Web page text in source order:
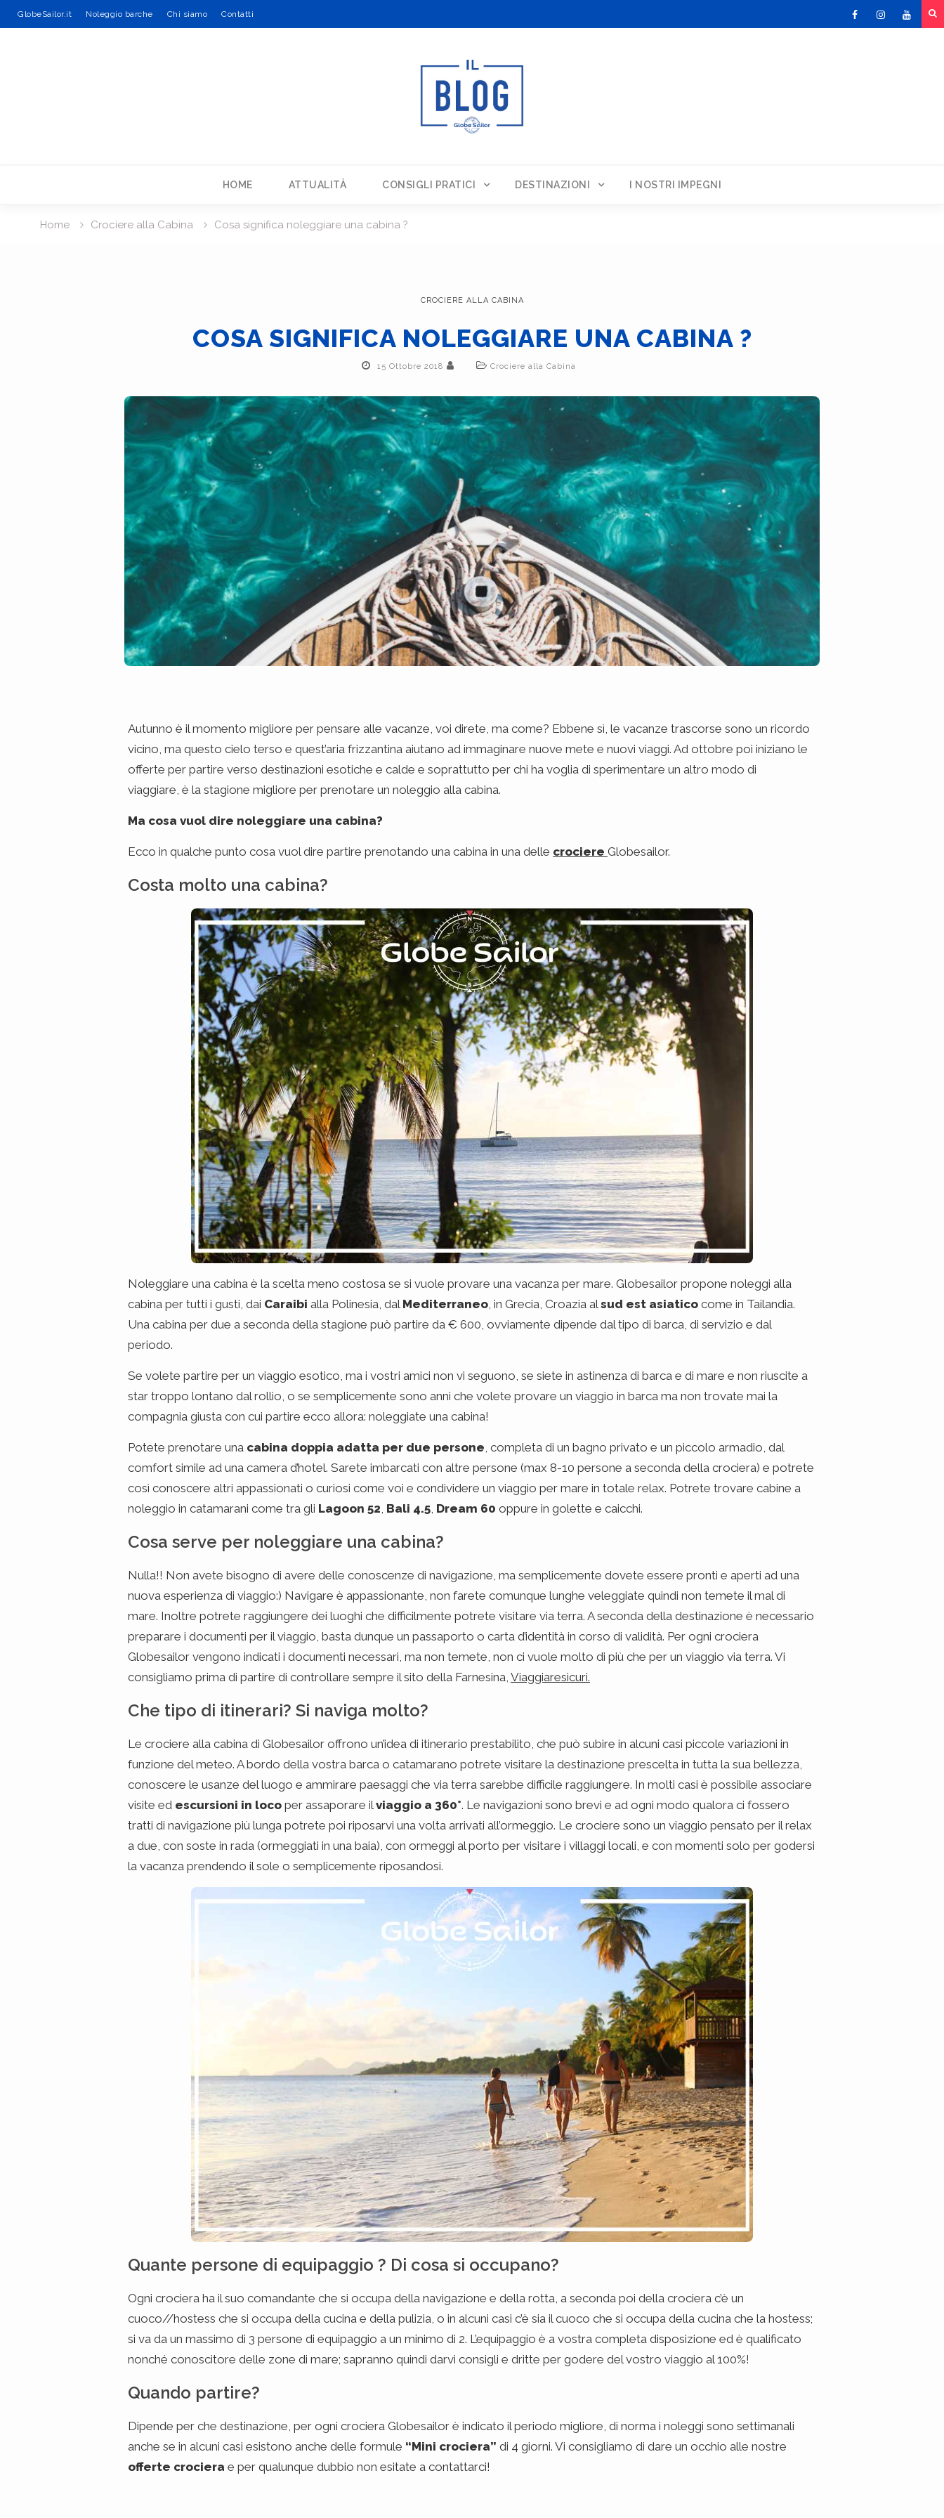
GlobeSailor.it Noleggio barche Chi siamo Contatti
HOME ATTUALITÀ CONSIGLI PRATICI DESTINAZIONI I NOSTRI IMPEGNI
Home Crociere alla Cabina Cosa significa noleggiare una cabina ?
CROCIERE ALLA CABINA
COSA SIGNIFICA NOLEGGIARE UNA CABINA ?
15 Ottobre 2018 Crociere alla Cabina
Autunno è il momento migliore per pensare alle vacanze, voi direte, ma come? Ebbene sì, le vacanze trascorse sono un ricordo
vicino, ma questo cielo terso e quest’aria frizzantina aiutano ad immaginare nuove mete e nuovi viaggi. Ad ottobre poi iniziano le
offerte per partire verso destinazioni esotiche e calde e soprattutto per chi ha voglia di sperimentare un altro modo di
viaggiare, è la stagione migliore per prenotare un noleggio alla cabina.
Ma cosa vuol dire noleggiare una cabina?
Ecco in qualche punto cosa vuol dire partire prenotando una cabina in una delle crociere Globesailor.
Costa molto una cabina?
Noleggiare una cabina è la scelta meno costosa se si vuole provare una vacanza per mare. Globesailor propone noleggi alla
cabina per tutti i gusti, dai Caraibi alla Polinesia, dal Mediterraneo, in Grecia, Croazia alsud est asiatico come in Tailandia.
Una cabina per due a seconda della stagione può partire da € 600, ovviamente dipende dal tipo di barca, di servizio e dal
periodo.
Se volete partire per un viaggio esotico, ma i vostri amici non vi seguono, se siete in astinenza di barca e di mare e non riuscite a
star troppo lontano dal rollio, o se semplicemente sono anni che volete provare un viaggio in barca ma non trovate mai la
compagnia giusta con cui partire ecco allora: noleggiate una cabina!
Potete prenotare una cabina doppia adatta per due persone, completa di un bagno privato e un piccolo armadio, dal
comfort simile ad una camera d’hotel. Sarete imbarcati con altre persone (max 8-10 persone a seconda della crociera) e potrete
così conoscere altri appassionati o curiosi come voi e condividere un viaggio per mare in totale relax. Potrete trovare cabine a
noleggio in catamarani come tra gli Lagoon 52, Bali 4.5, Dream 60 oppure in golette e caicchi.
Cosa serve per noleggiare una cabina?
Nulla!! Non avete bisogno di avere delle conoscenze di navigazione, ma semplicemente dovete essere pronti e aperti ad una
nuova esperienza di viaggio:) Navigare è appassionante, non farete comunque lunghe veleggiate quindi non temete il mal di
mare. Inoltre potrete raggiungere dei luoghi che difficilmente potrete visitare via terra. A seconda della destinazione è necessario
preparare i documenti per il viaggio, basta dunque un passaporto o carta d’identità in corso di validità. Per ogni crociera
Globesailor vengono indicati i documenti necessari, ma non temete, non ci vuole molto di più che per un viaggio via terra. Vi
consigliamo prima di partire di controllare sempre il sito della Farnesina, Viaggiaresicuri.
Che tipo di itinerari? Si naviga molto?
Le crociere alla cabina di Globesailor offrono un’idea di itinerario prestabilito, che può subire in alcuni casi piccole variazioni in
funzione del meteo. A bordo della vostra barca o catamarano potrete visitare la destinazione prescelta in tutta la sua bellezza,
conoscere le usanze del luogo e ammirare paesaggi che via terra sarebbe difficile raggiungere. In molti casi è possibile associare
visite ed escursioni in loco per assaporare ilviaggio a 360°. Le navigazioni sono brevi e ad ogni modo qualora ci fossero
tratti di navigazione più lunga potrete poi riposarvi una volta arrivati all’ormeggio. Le crociere sono un viaggio pensato per il relax
a due, con soste in rada (ormeggiati in una baia), con ormeggi al porto per visitare i villaggi locali, e con momenti solo per godersi
la vacanza prendendo il sole o semplicemente riposandosi.
Quante persone di equipaggio ? Di cosa si occupano?
Ogni crociera ha il suo comandante che si occupa della navigazione e della rotta, a seconda poi della crociera c’è un
cuoco//hostess che si occupa della cucina e della pulizia, o in alcuni casi c’è sia il cuoco che si occupa della cucina che la hostess;
si va da un massimo di 3 persone di equipaggio a un minimo di 2. L’equipaggio è a vostra completa disposizione ed è qualificato
nonché conoscitore delle zone di mare; sapranno quindi darvi consigli e dritte per godere del vostro viaggio al 100%!
Quando partire?
Dipende per che destinazione, per ogni crociera Globesailor è indicato il periodo migliore, di norma i noleggi sono settimanali
anche se in alcuni casi esistono anche delle formule “Mini crociera” di 4 giorni. Vi consigliamo di dare un occhio alle nostre
offerte crociera e per qualunque dubbio non esitate a contattarci!